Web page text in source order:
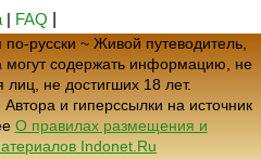
| FAQ
русски ~ Живой путеводитель,
содержать информацию, не
не достигших 18 лет.
и гиперссылки на источник
О правилах размещения и
Indonet.Ru